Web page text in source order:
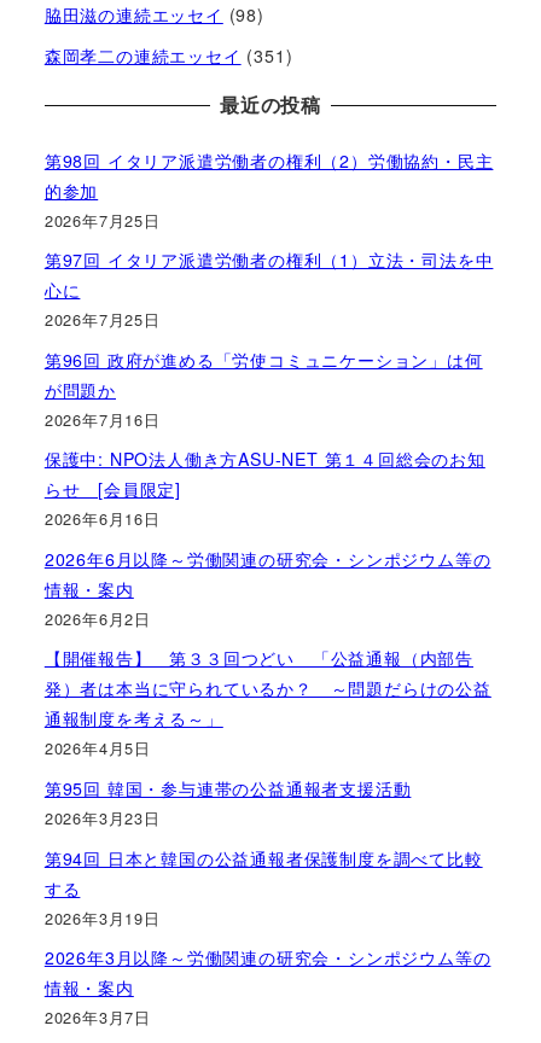
脇田滋の連続エッセイ (98)
森岡孝二の連続エッセイ (351)
最近の投稿
第98回 イタリア派遣労働者の権利（2）労働協約・民主
的参加
2026年7月25日
第97回 イタリア派遣労働者の権利（1）立法・司法を中
心に
2026年7月25日
第96回 政府が進める「労使コミュニケーション」は何
が問題か
2026年7月16日
保護中: NPO法人働き方ASU-NET 第１４回総会のお知
らせ [会員限定]
2026年6月16日
2026年6月以降～労働関連の研究会・シンポジウム等の
情報・案内
2026年6月2日
【開催報告】 第３３回つどい 「公益通報（内部告
発）者は本当に守られているか？ ～問題だらけの公益
通報制度を考える～」
2026年4月5日
第95回 韓国・参与連帯の公益通報者支援活動
2026年3月23日
第94回 日本と韓国の公益通報者保護制度を調べて比較
する
2026年3月19日
2026年3月以降～労働関連の研究会・シンポジウム等の
情報・案内
2026年3月7日